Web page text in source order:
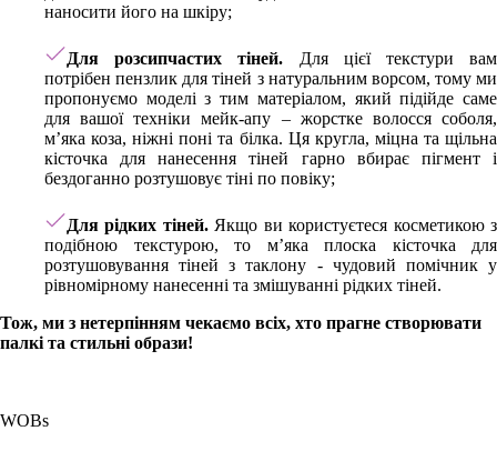
наносити його на шкіру;
Для розсипчастих тіней. Для цієї текстури вам
потрібен пензлик для тіней з натуральним ворсом, тому ми
пропонуємо моделі з тим матеріалом, який підійде саме
для вашої техніки мейк-апу – жорстке волосся соболя,
м’яка коза, ніжні поні та білка. Ця кругла, міцна та щільна
кісточка для нанесення тіней гарно вбирає пігмент і
бездоганно розтушовує тіні по повіку;
Для рідких тіней.Якщо ви користуєтеся косметикою з
подібною текстурою, то м’яка плоска кісточка для
розтушовування тіней з таклону - чудовий помічник у
рівномірному нанесенні та змішуванні рідких тіней.
Тож, ми з нетерпінням чекаємо всіх, хто прагне створювати
палкі та стильні образи!
WOBs